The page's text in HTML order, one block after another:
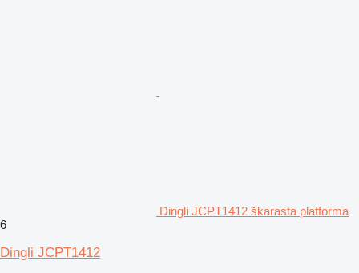
Dingli JCPT1412 škarasta platforma
6
Dingli JCPT1412